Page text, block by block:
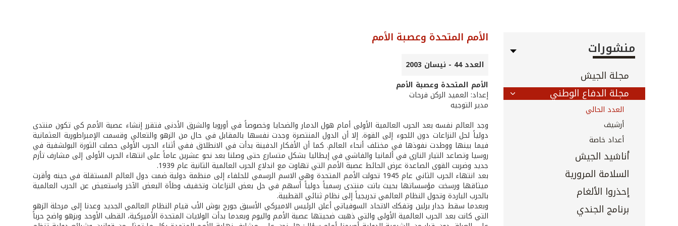
منشورات
مجلة الجيش
مجلة الدفاع الوطني
العدد الحالي
أرشيف
أعداد خاصة
أناشيد الجيش
السلامة المرورية
إحذروا الألغام
برنامج الجندي
الأمم المتحدة وعصبة الأمم
العدد 44 - نيسان 2003
الأمم المتحدة وعصبة الأمم
إعداد: العميد الركن فرحات
مدير التوجيه
وجد العالم نفسه بعد الحرب العالمية الأولى أمام هول الدمار والضحايا وخصوصاً في أوروبا والشرق الأدنى فتقرر إنشاء عصبة الأمم كي تكون منتدى
دولياً لحل النزاعات دون اللجوء إلى القوة. إلا أن الدول المنتصرة وجدت نفسها بالمقابل في حال من الزهو والتعالي وقسمت الإمبراطورية العثمانية
فيما بينها ووطدت نفوذها في مختلف أنحاء العالم. كما أن الأفكار الدفينة بدأت في الانطلاق ففي أثناء الحرب الأولى حصلت الثورة البولشفية في
روسيا وتصاعد التيار النازي في ألمانيا والفاشي في إيطاليا بشكل متسارع حتى وصلنا بعد نحو عشرين عاماً على انتهاء الحرب الأولى إلى مشارف تأزم
جديد وضربت القوى الصاعدة عرض الحائط عصبة الأمم التي تهاوت مع اندلاع الحرب العالمية الثانية عام 1939.
بعد انتهاء الحرب الثاني عام 1945 تحولت الأمم المتحدة وهي الاسم الرسمي للحلفاء إلى منظمة دولية ضمت دول العالم المستقلة في حينه وأقرت
ميثاقها ورسخت مؤسساتها بحيث باتت منتدى رسمياً دولياً أسهم في حل بعض النزاعات وتخفيف وطأة البعض الآخر واستعيض عن الحرب العالمية
بالحرب الباردة وتحول النظام العالمي تدريجياً إلى نظام ثنائي القطبية.
وبعدما سقط جدار برلين وتفكك الاتحاد السوفياتي أعلن الرئيس الاميركي الأسبق جورج بوش الأب قيام النظام العالمي الجديد وعدنا إلى مرحلة الزهو
التي كانت بعد الحرب العالمية الأولى والتي ذهبت ضحيتها عصبة الأمم واليوم وبعدما بدأت الولايات المتحدة الأميركية، القطب الأوحد وبزهو واضح حرباً